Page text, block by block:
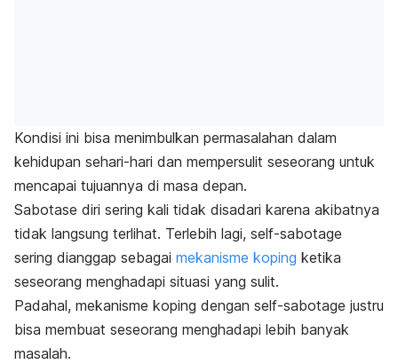
Kondisi ini bisa menimbulkan permasalahan dalam
kehidupan sehari-hari dan mempersulit seseorang untuk
mencapai tujuannya di masa depan.
Sabotase diri sering kali tidak disadari karena akibatnya
tidak langsung terlihat. Terlebih lagi, self-sabotage
sering dianggap sebagai mekanisme koping ketika
seseorang menghadapi situasi yang sulit.
Padahal, mekanisme koping dengan self-sabotage justru
bisa membuat seseorang menghadapi lebih banyak
masalah.